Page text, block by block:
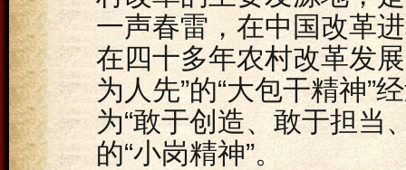
一声春雷，在中国改革
在四十多年农村改革发
为人先”的“大包干精神”
为“敢于创造、敢于担当
的“小岗精神”。